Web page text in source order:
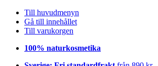
Till huvudmenyn
Gå till innehållet
Till varukorgen
100% naturkosmetika